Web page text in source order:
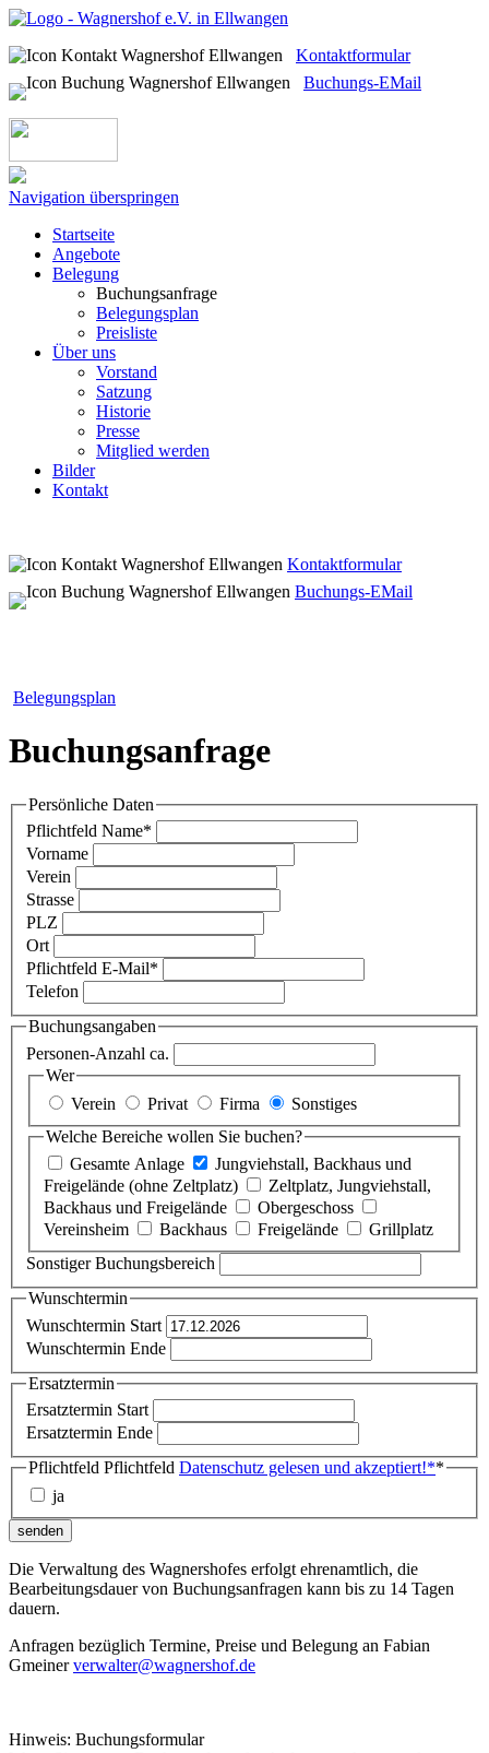
Kontaktformular
Buchungs-EMail
Navigation überspringen
Startseite
Angebote
Belegung
Buchungsanfrage
Belegungsplan
Preisliste
Über uns
Vorstand
Satzung
Historie
Presse
Mitglied werden
Bilder
Kontakt
Kontaktformular
Buchungs-EMail
Belegungsplan
Buchungsanfrage
Persönliche Daten
Pflichtfeld Name*
Vorname
Verein
Strasse
PLZ
Ort
Pflichtfeld E-Mail*
Telefon
Buchungsangaben
Personen-Anzahl ca.
Wer
Verein
Privat Firma
Sonstiges
Welche Bereiche wollen Sie buchen?
Gesamte Anlage
Jungviehstall, Backhaus und
Freigelände (ohne Zeltplatz)
Zeltplatz, Jungviehstall,
Backhaus und Freigelände
Obergeschoss
Vereinsheim
Backhaus Freigelände
Grillplatz
Sonstiger Buchungsbereich
Wunschtermin
Wunschtermin Start
Wunschtermin Ende
Ersatztermin
Ersatztermin Start
Ersatztermin Ende
Pflichtfeld Pflichtfeld Datenschutz gelesen und akzeptiert!**
ja
senden
Die Verwaltung des Wagnershofes erfolgt ehrenamtlich, die
Bearbeitungsdauer von Buchungsanfragen kann bis zu 14 Tagen
dauern.
Anfragen bezüglich Termine, Preise und Belegung an Fabian
Gmeinerverwalter@wagnershof.de
Hinweis: Buchungsformular